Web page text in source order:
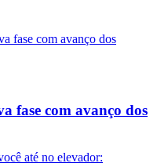
fase com avanço dos